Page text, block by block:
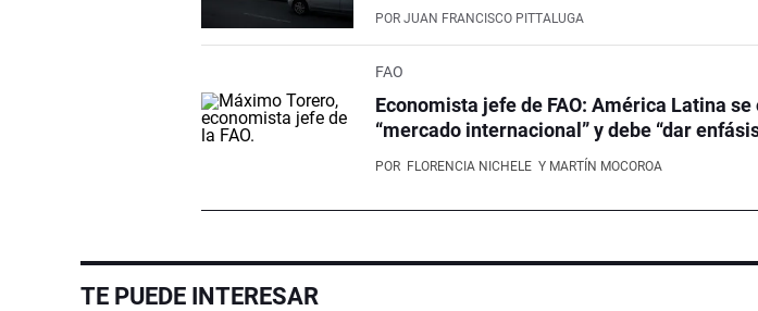
POR JUAN FRANCISCO PITTALUGA
FAO
Economista jefe de FAO: América Latina
“mercado internacional” y debe “dar
POR FLORENCIA NICHELE Y MARTÍN MOCOROA
TE PUEDE INTERESAR